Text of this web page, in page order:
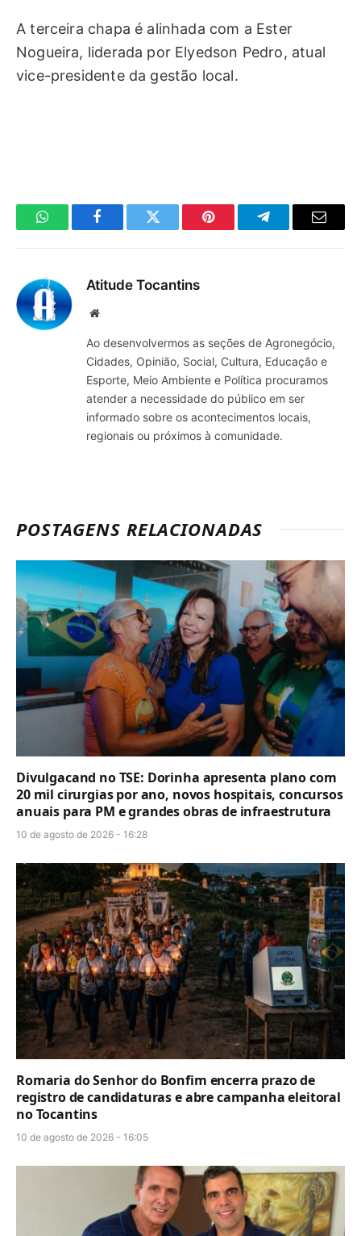
A terceira chapa é alinhada com a Ester
Nogueira, liderada por Elyedson Pedro, atual
vice-presidente da gestão local.
WhatsAppFacebookTwitter Pinterest TelegramaE-
Atitude Tocantins
Site
Ao desenvolvermos as seções de Agronegócio,
Cidades, Opinião, Social, Cultura, Educação e
Esporte, Meio Ambiente e Política procuramos
atender a necessidade do público em ser
informado sobre os acontecimentos locais,
regionais ou próximos à comunidade.
POSTAGENS RELACIONADAS
Divulgacand no TSE: Dorinha apresenta plano com
20 mil cirurgias por ano, novos hospitais, concursos
anuais para PM e grandes obras de infraestrutura
10 de agosto de 2026 - 16:28
Romaria do Senhor do Bonfim encerra prazo de
registro de candidaturas e abre campanha eleitoral
no Tocantins
10 de agosto de 2026 - 16:05